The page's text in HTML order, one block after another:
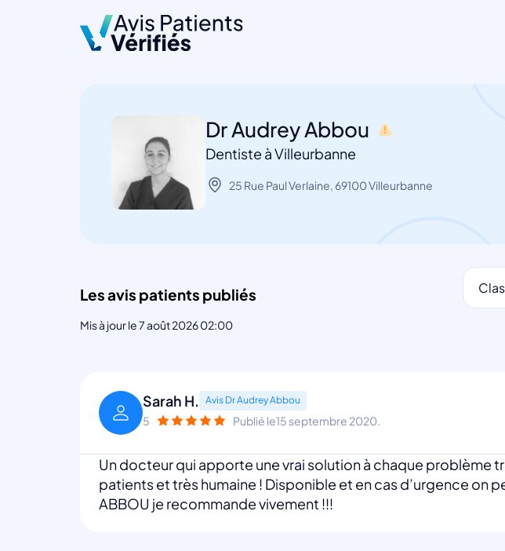
Dr Audrey Abbou
Dentiste à Villeurbanne
25 Rue Paul Verlaine, 69100 Villeurbanne
Les avis patients publiés
Mis à jour le 7 août 2026 02:00
Sarah H. Avis Dr Audrey Abbou
5 Publié le15 septembre 2020.
Un docteur qui apporte une vrai solution à chaque problème
patients et très humaine ! Disponible et en cas d’urgence on
ABBOU je recommande vivement !!!